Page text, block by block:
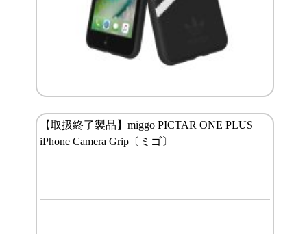
【取扱終了製品】miggo PICTAR ONE PLUS
iPhone Camera Grip〔ミゴ〕